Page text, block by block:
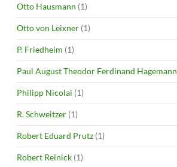
Otto Hausmann (1)
Otto von Leixner (1)
P. Friedheim (1)
Paul August Theodor Ferdinand Hagemann
Philipp Nicolai (1)
R. Schweitzer (1)
Robert Eduard Prutz (1)
Robert Reinick (1)